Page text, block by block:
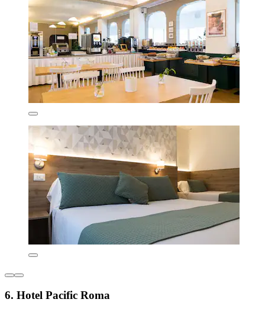
6. Hotel Pacific Roma